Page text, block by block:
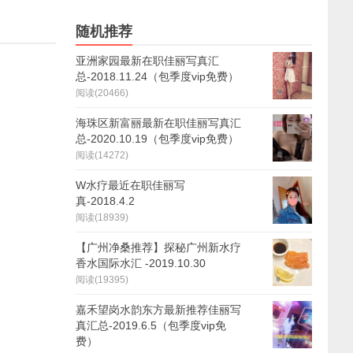
随机推荐
亚洲家园最新在职佳丽写真汇
总-2018.11.24（包季度vip免费）
阅读(20466)
海珠区新富丽最新在职佳丽写真汇
总-2020.10.19（包季度vip免费）
阅读(14272)
W水疗最近在职佳丽写
真-2018.4.2
阅读(18939)
【广州净桑推荐】探秘广州新水疗
香水国际水汇 -2019.10.30
阅读(19395)
嘉禾望岗水韵东方最新推荐佳丽写
真汇总-2019.6.5（包季度vip免
费）